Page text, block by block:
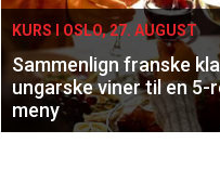
KURS I OSLO, 27. AUGUST
Sammenlign franske
ungarske viner til en 5-
meny